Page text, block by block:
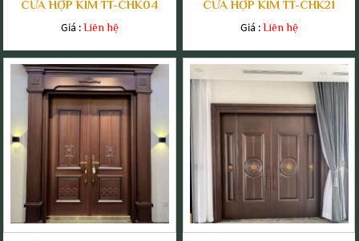
CỬA HỢP KIM TT-CHK04
Giá :Liên hệ
CỬA HỢP KIM TT-CHK21
Giá :Liên hệ